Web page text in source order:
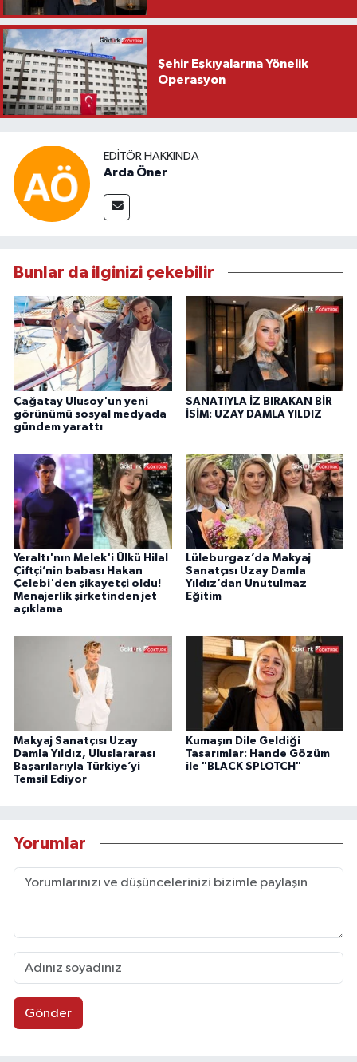
Şehir Eşkıyalarına Yönelik
Operasyon
EDITÖR HAKKINDA
Arda Öner
Bunlar da ilginizi çekebilir
Çağatay Ulusoy'un yeni
görünümü sosyal medyada
gündem yarattı
SANATIYLA İZ BIRAKAN BİR
İSİM: UZAY DAMLA YILDIZ
Yeraltı'nın Melek'i Ülkü Hilal
Çiftçi’nin babası Hakan
Çelebi'den şikayetçi oldu!
Menajerlik şirketinden jet
açıklama
Lüleburgaz’da Makyaj
Sanatçısı Uzay Damla
Yıldız’dan Unutulmaz
Eğitim
Makyaj Sanatçısı Uzay
Damla Yıldız, Uluslararası
Başarılarıyla Türkiye’yi
Temsil Ediyor
Kumaşın Dile Geldiği
Tasarımlar: Hande Gözüm
ile "BLACK SPLOTCH"
Yorumlar
Gönder